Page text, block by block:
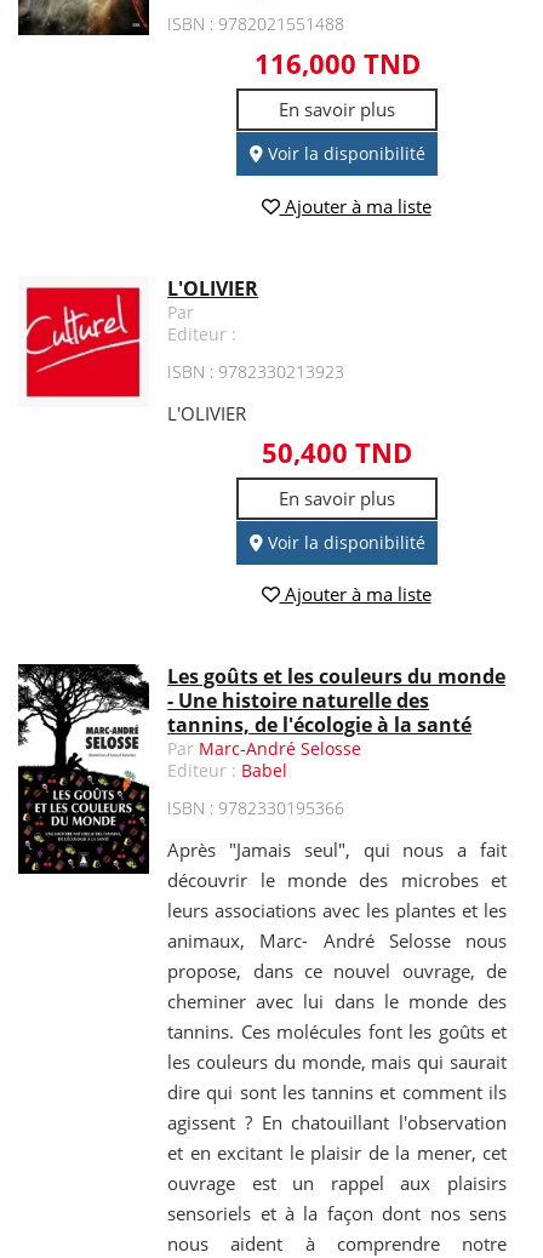
ISBN : 9782021551488
116,000 TND
En savoir plus
Voir la disponibilité
Ajouter à ma liste
L'OLIVIER
Par
Editeur :
ISBN : 9782330213923
L'OLIVIER
50,400 TND
En savoir plus
Voir la disponibilité
Ajouter à ma liste
Les goûts et les couleurs du monde
- Une histoire naturelle des
tannins, de l'écologie à la santé
Par Marc-André Selosse
Editeur : Babel
ISBN : 9782330195366
Après "Jamais seul", qui nous a fait
découvrir le monde des microbes et
leurs associations avec les plantes et les
animaux, Marc- André Selosse nous
propose, dans ce nouvel ouvrage, de
cheminer avec lui dans le monde des
tannins. Ces molécules font les goûts et
les couleurs du monde, mais qui saurait
dire qui sont les tannins et comment ils
agissent ? En chatouillant l'observation
et en excitant le plaisir de la mener, cet
ouvrage est un rappel aux plaisirs
sensoriels et à la façon dont nos sens
nous aident à comprendre notre